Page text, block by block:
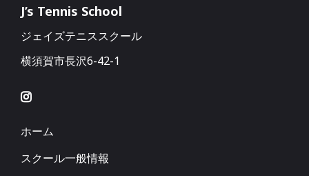
J’s Tennis School
ジェイズテニススクール
横須賀市長沢6-42-1
ホーム
スクール一般情報